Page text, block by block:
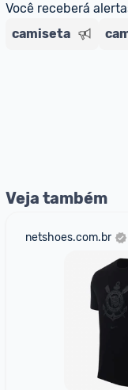
Você receberá
camiseta
Veja também
netshoes.com.br